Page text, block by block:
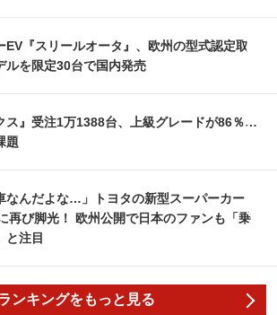
EV『スリールオータ』、欧州の型式認定取
を限定30台で国内発売
ス』受注1万1388台、上級グレードが86％…
題
なんだよな…」トヨタの新型スーパーカー
再び脚光！ 欧州公開で日本のファンも「乗
と注目
ンキングをもっと見る